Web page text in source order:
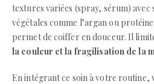
textures variées (spray, sérum) avec
végétales comme l’argan ou
permet de coiffer en douceur. Il
la couleur et la fragilisation de la
En intégrant ce soin à votre routine,